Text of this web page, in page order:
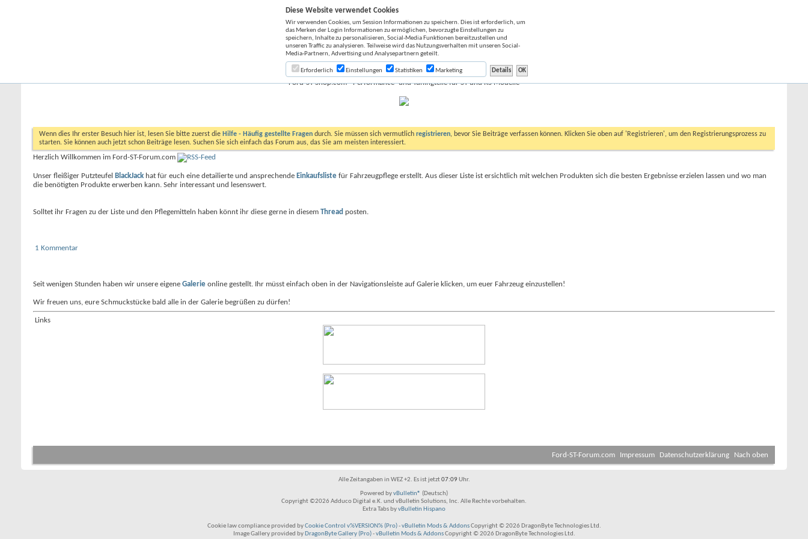
Ford-ST-Shop.com - Performance- und Tuningteile für ST und RS Modelle
Wenn dies Ihr erster Besuch hier ist, lesen Sie bitte zuerst die Hilfe - Häufig gestellte Fragen durch. Sie müssen sich vermutlich registrieren, bevor Sie Beiträge verfassen können. Klicken Sie oben auf 'Registrieren', um den Registrierungsprozess zu
starten. Sie können auch jetzt schon Beiträge lesen. Suchen Sie sich einfach das Forum aus, das Sie am meisten interessiert.
Herzlich Willkommen im Ford-ST-Forum.com
Unser fleißiger Putzteufel BlackJack hat für euch eine detailierte und ansprechende Einkaufsliste für Fahrzeugpflege erstellt. Aus dieser Liste ist ersichtlich mit welchen Produkten sich die besten Ergebnisse erzielen lassen und wo man
die benötigten Produkte erwerben kann. Sehr interessant und lesenswert.
Solltet ihr Fragen zu der Liste und den Pflegemitteln haben könnt ihr diese gerne in diesem Thread posten.
1 Kommentar
Seit wenigen Stunden haben wir unsere eigene Galerie online gestellt. Ihr müsst einfach oben in der Navigationsleiste auf Galerie klicken, um euer Fahrzeug einzustellen!
Wir freuen uns, eure Schmuckstücke bald alle in der Galerie begrüßen zu dürfen!
Links
Diese Website verwendet Cookies
Wir verwenden Cookies, um Session Informationen zu speichern. Dies ist erforderlich, um
das Merken der Login Informationen zu ermöglichen, bevorzugte Einstellungen zu
speichern, Inhalte zu personalisieren, Social-Media Funktionen bereitzustellen und
unseren Traffic zu analysieren. Teilweise wird das Nutzungsverhalten mit unseren Social-
Media-Partnern, Advertising und Analysepartnern geteilt.
Erforderlich Einstellungen Statistiken Marketing
Ford-ST-Forum.com Impressum Datenschutzerklärung Nach oben
Alle Zeitangaben in WEZ +2. Es ist jetzt07:09Uhr.
Powered byvBulletin® (Deutsch)
Copyright ©2026 Adduco Digital e.K. und vBulletin Solutions, Inc. Alle Rechte vorbehalten.
Extra Tabs byvBulletin Hispano
Cookie law compliance provided byCookie Control v%VERSION% (Pro)-vBulletin Mods & AddonsCopyright © 2026 DragonByte Technologies Ltd.
Image Gallery provided by DragonByte Gallery (Pro)-vBulletin Mods & AddonsCopyright © 2026 DragonByte Technologies Ltd.